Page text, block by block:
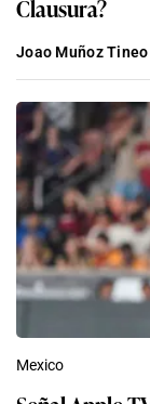
Clausura?
Joao Muñoz Tineo
Mexico